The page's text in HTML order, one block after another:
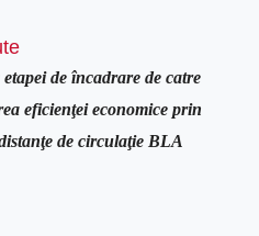
de încadrare de catre
eficienţei economice prin
de circulaţie BLA